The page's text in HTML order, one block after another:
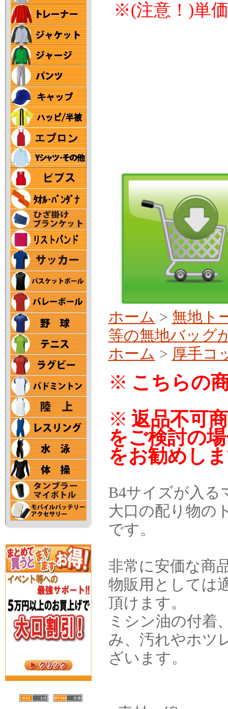
※(注意！)単
ホーム > 無地ト
等の無地バッグ
ホーム > 厚手コ
※ こちらの
※ 返品不可
をご検討の
をお勧めし
B4サイズが入る
大口の配り物の
です。
非常に安価な商
物販用としては
頂けます。
ミシン油の付着
み、汚れやホツ
ざいます。